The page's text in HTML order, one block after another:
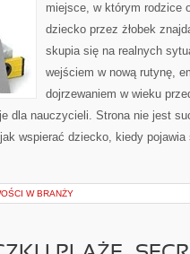
miejsce, w którym rodzice
dziecko przez żłobek
skupia się na realnych
wejściem w nową rutynę,
dojrzewaniem w wieku
dla nauczycieli. Strona nie jest
wspierać dziecko, kiedy
W BRANŻY